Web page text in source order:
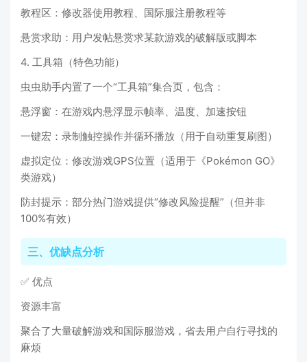
教程区：修改器使用教程、国际服注册教程等
悬赏求助：用户发帖悬赏求某款游戏的破解版或脚本
4. 工具箱（特色功能）
虫虫助手内置了一个“工具箱”集合页，包含：
悬浮窗：在游戏内悬浮显示帧率、温度、加速按钮
一键宏：录制触控操作并循环播放（用于自动重复刷图）
虚拟定位：修改游戏GPS位置（适用于《Pokémon GO》
类游戏）
防封提示：部分热门游戏提供“修改风险提醒”（但并非
100%有效）
三、优缺点分析
✅ 优点
资源丰富
聚合了大量破解游戏和国际服游戏，省去用户自行寻找的
麻烦